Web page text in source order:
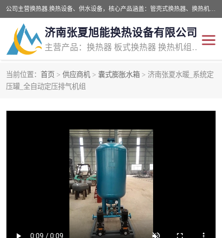
公司主营换热器.换热设备、供水设备，核心产品涵盖：管壳式换热器、换热机组、不锈钢组合式水箱、水处理设备等，提供非标设备集生产、销售、安装一体化服务，可满足全国酒店、学校、医院、商业综合体、工业项目等多场景换热与供水需求。
济南张夏旭能换热设备有限公司
主营产品：换热器 板式换热器 换热机组 供水设备 水处理设备
当前位置： 首页 > 供应商机 > 囊式膨胀水箱 > 济南张夏水暖_系统定
压罐_全自动定压排气机组
管壳式换热器
汽水换热机组 板式换热设备
定压补水装置
水处理器设备
锅炉辅机设备